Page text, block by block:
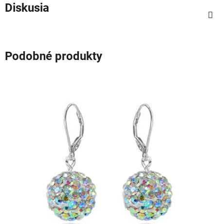
Diskusia
Podobné produkty